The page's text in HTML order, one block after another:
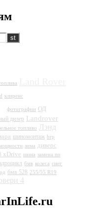
клиренс
фотографии ОД
дилер Landrover
топливо
Лэнд
шиномонтаж brp
зима диверс
xDrive шина замена по
бмв колеса снег
бмв 528 255/55 R19
4